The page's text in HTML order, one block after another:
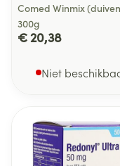
Comed Winmix
300g
€ 20,38
Niet